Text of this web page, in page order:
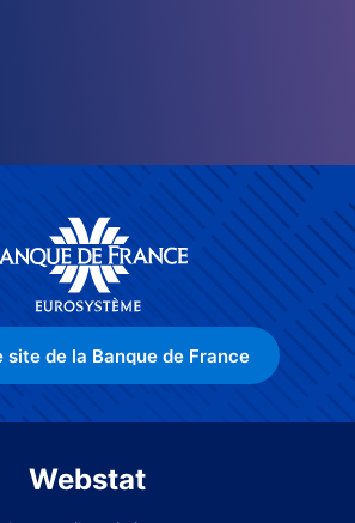
site de la Banque de France
Webstat